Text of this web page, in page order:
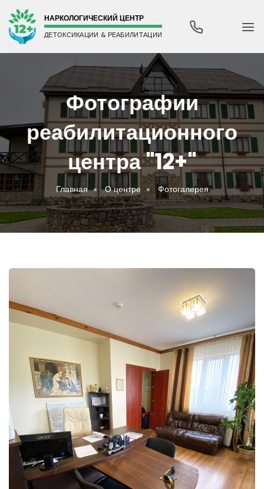
НАРКОЛОГИЧЕСКИЙ ЦЕНТР
ДЕТОКСИКАЦИИ & РЕАБИЛИТАЦИИ
Фотографии
реабилитационного
центра "12+"
Главная О центре Фотогалерея